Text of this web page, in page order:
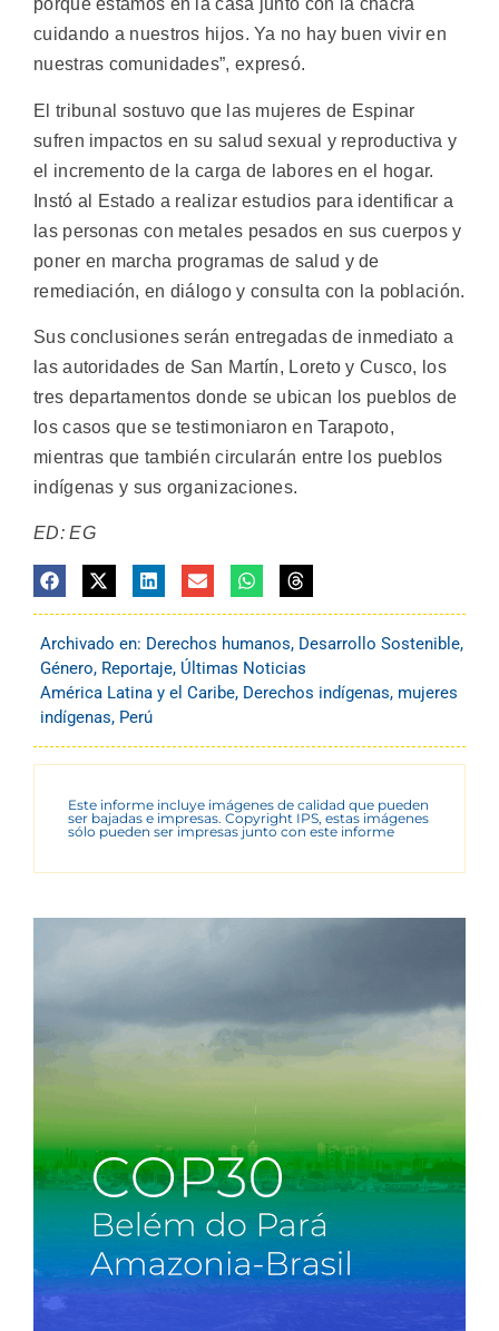
porque estamos en la casa junto con la chacra
cuidando a nuestros hijos. Ya no hay buen vivir en
nuestras comunidades”, expresó.
El tribunal sostuvo que las mujeres de Espinar
sufren impactos en su salud sexual y reproductiva y
el incremento de la carga de labores en el hogar.
Instó al Estado a realizar estudios para identificar a
las personas con metales pesados en sus cuerpos y
poner en marcha programas de salud y de
remediación, en diálogo y consulta con la población.
Sus conclusiones serán entregadas de inmediato a
las autoridades de San Martín, Loreto y Cusco, los
tres departamentos donde se ubican los pueblos de
los casos que se testimoniaron en Tarapoto,
mientras que también circularán entre los pueblos
indígenas y sus organizaciones.
ED: EG
Archivado en: Derechos humanos, Desarrollo Sostenible,
Género, Reportaje, Últimas Noticias
América Latina y el Caribe, Derechos indígenas, mujeres
indígenas, Perú
Este informe incluye imágenes de calidad que pueden
ser bajadas e impresas. Copyright IPS, estas imágenes
sólo pueden ser impresas junto con este informe